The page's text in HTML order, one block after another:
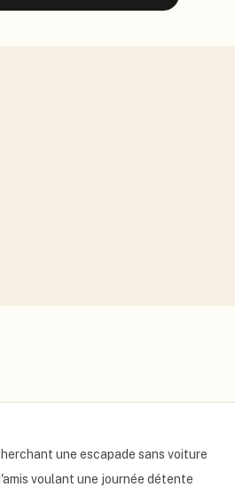
une escapade sans voiture
voulant une journée détente